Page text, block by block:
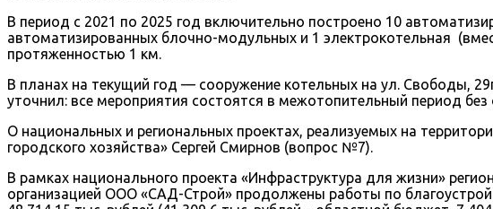
В период с 2021 по 2025 год включительно построено 10
автоматизированных блочно-модульных и 1 электрокотельная
протяженностью 1 км.
В планах на текущий год — сооружение котельных на ул. Свободы,
уточнил: все мероприятия состоятся в межотопительный период
О национальных и региональных проектах, реализуемых на
городского хозяйства» Сергей Смирнов (вопрос №7).
В рамках национального проекта «Инфраструктура для жизни»
организацией ООО «САД-Строй» продолжены работы по